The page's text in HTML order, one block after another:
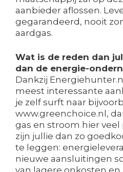
aanbieder aflossen.
gegarandeerd, nooit
aardgas.
Wat is de reden dan
dan de energie-
Dankzij
meest interessante
je zelf surft naar
www.greenchoice.nl,
gas en stroom hier veel
zijn jullie dan zo
te leggen:
nieuwe aansluitingen